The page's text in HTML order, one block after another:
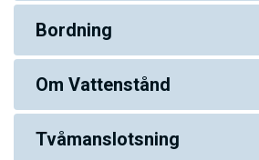
Bordning
Om Vattenstånd
Tvåmanslotsning